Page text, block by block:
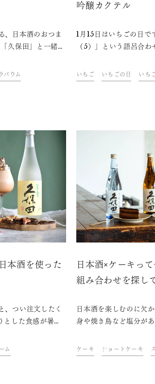
、日本酒のおつま
久保田」と一緒
バウム
吟醸カクテル
1月15日はいちごの日で
（5）」という語呂合
の収穫や出荷が本格化
ミングでもあります。
エイター・青山金魚さ
いちご いちごの日 いち
本酒を使った
、つい注文したく
とした食感が暑い
も簡単に作れちゃ
ター・青山金魚
ム
日本酒×ケーキっ
組み合わせを探し
日本酒を楽しむのに欠
身や焼き鳥など塩分が
とをご存じでしょうか
もちろん、初心者の方
ケーキ ショートケーキ